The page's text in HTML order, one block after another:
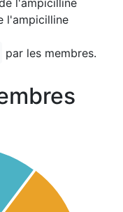
l'ampicilline
l'ampicilline
par les membres.